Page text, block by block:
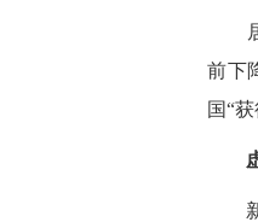
居
前下
国“
虚
新